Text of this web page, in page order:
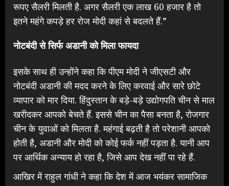
रूपए सैलरी मिलती है. अगर सैलरी एक लाख 60 हजार है तो
इतने महंगे कपड़े हर रोज मोदी कहां से बदलते हैं.”
नोटबंदी से सिर्फ अडानी को मिला फायदा
इसके साथ ही उन्होंने कहा कि पीएम मोदी ने जीएसटी और
नोटबंदी अडानी की मदद करने के लिए करवाई और सारे छोटे
व्यापार को मार दिया. हिंदुस्तान के बड़े-बड़े उद्योगपति चीन से माल
खरीदकर आपको बेचते हैं. इससे चीन का पैसा बनता है, रोजगार
चीन के युवाओं को मिलता है. महंगाई बढ़ती है तो परेशानी आपको
होती है, अडानी और मोदी को कोई फर्क नहीं पड़ता है. यानी आप
पर आर्थिक अन्याय हो रहा है, जिसे आप देख नहीं पा रहे हैं.
आखिर में राहुल गांधी ने कहा कि देश में आज भयंकर सामाजिक